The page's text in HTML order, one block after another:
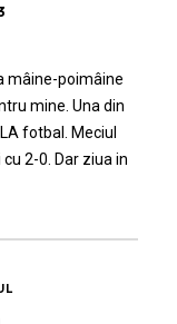
mâine-poimâine
mine. Una din
fotbal. Meciul
2-0. Dar ziua in